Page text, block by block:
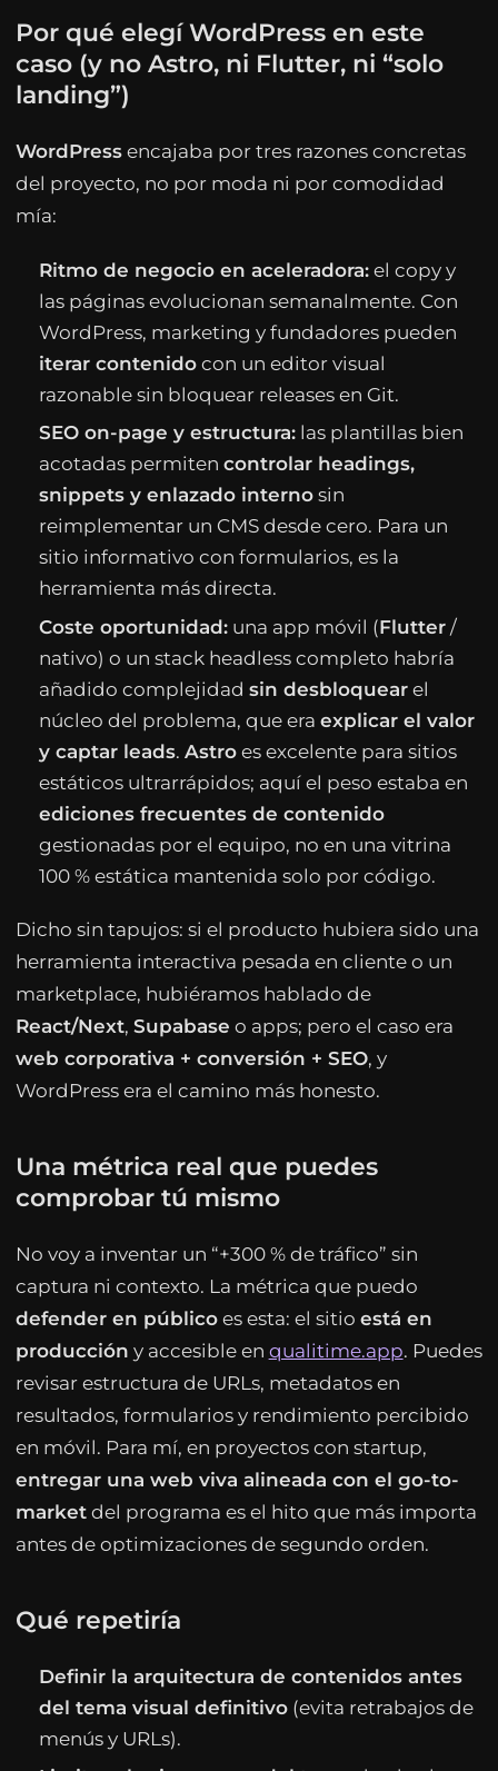
Por qué elegí WordPress en este
caso (y no Astro, ni Flutter, ni “solo
landing”)
WordPressencajaba por tres razones concretas
del proyecto, no por moda ni por comodidad
mía:
Ritmo de negocio en aceleradora: el copy y
las páginas evolucionan semanalmente. Con
WordPress, marketing y fundadores pueden
iterar contenido con un editor visual
razonable sin bloquear releases en Git.
SEO on-page y estructura: las plantillas bien
acotadas permitencontrolar headings,
snippets y enlazado interno sin
reimplementar un CMS desde cero. Para un
sitio informativo con formularios, es la
herramienta más directa.
Coste oportunidad: una app móvil (Flutter /
nativo) o un stack headless completo habría
añadido complejidadsin desbloquear el
núcleo del problema, que eraexplicar el valor
y captar leads.Astro es excelente para sitios
estáticos ultrarrápidos; aquí el peso estaba en
ediciones frecuentes de contenido
gestionadas por el equipo, no en una vitrina
100 % estática mantenida solo por código.
Dicho sin tapujos: si el producto hubiera sido una
herramienta interactiva pesada en cliente o un
marketplace, hubiéramos hablado de
React/Next, Supabase o apps; pero el caso era
web corporativa + conversión + SEO, y
WordPress era el camino más honesto.
Una métrica real que puedes
comprobar tú mismo
No voy a inventar un “+300 % de tráfico” sin
captura ni contexto. La métrica que puedo
defender en públicoes esta: el sitio está en
producción y accesible en qualitime.app. Puedes
revisar estructura de URLs, metadatos en
resultados, formularios y rendimiento percibido
en móvil. Para mí, en proyectos con startup,
entregar una web viva alineada con el go-to-
marketdel programa es el hito que más importa
antes de optimizaciones de segundo orden.
Qué repetiría
Definir la arquitectura de contenidos antes
del tema visual definitivo (evita retrabajos de
menús y URLs).